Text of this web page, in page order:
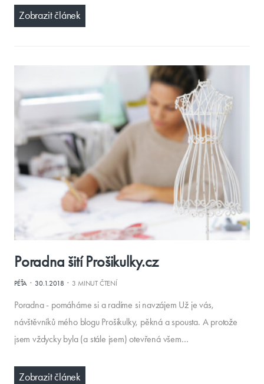
Zobrazit článek
Poradna šití Prošikulky.cz
PÉŤA·30.1.2018 · 3 MINUT ČTENÍ
Poradna - pomáháme si a radíme si navzájem Už je vás,
návštěvníků mého blogu Prošikulky, pěkná a spousta. A protože
jsem vždycky byla (a stále jsem) otevřená všem…
Zobrazit článek